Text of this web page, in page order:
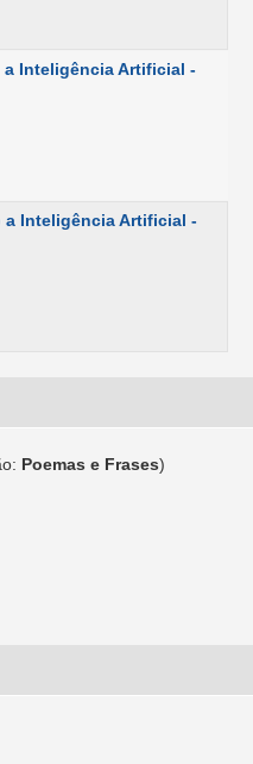
a Inteligência Artificial -
a Inteligência Artificial -
Poemas e Frases)